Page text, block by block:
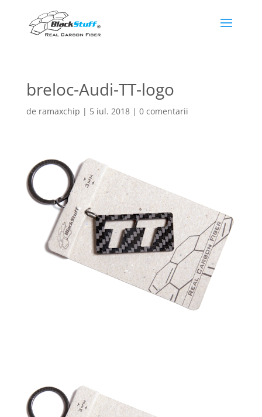
breloc-Audi-TT-logo
de ramaxchip | 5 iul. 2018| 0 comentarii